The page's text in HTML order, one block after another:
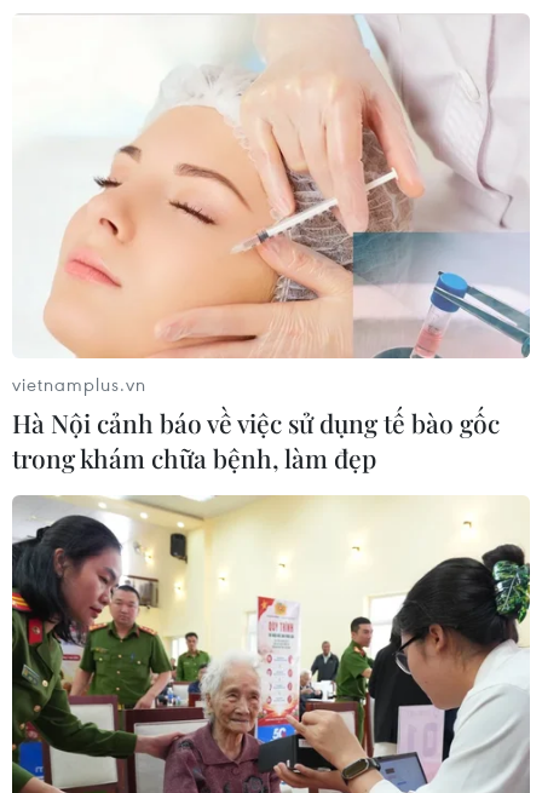
vietnamplus.vn
Hà Nội cảnh báo về việc sử dụng tế bào gốc
trong khám chữa bệnh, làm đẹp